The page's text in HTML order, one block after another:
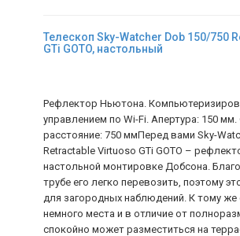
Телескоп Sky-Watcher Dob 150/750
GTi GOTO, настольный
Рефлектор Ньютона.
управлением по Wi-Fi. Апертура: 150
расстояние: 750 ммПеред вами Sky-
Retractable Virtuoso GTi GOTO –
настольной монтировке Добсона.
трубе его легко перевозить, поэтому
для загородных наблюдений. К тому же
немного места и в отличие от
спокойно может разместиться на